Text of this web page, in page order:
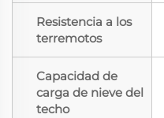
Resistencia a los
terremotos
Capacidad de
carga de nieve del
techo